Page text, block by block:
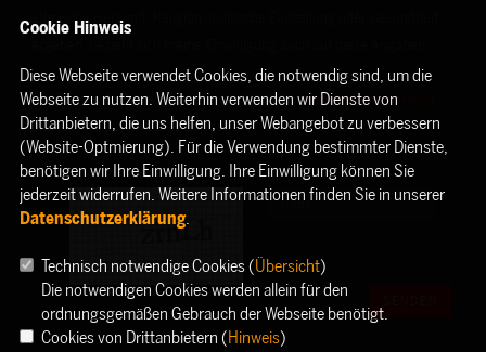
ethnische Herkunft, Religion, politische Einstellung oder Gesundheit
Die Rechte als Betroffener aus der DSGVO ( Datenschutzerklärung
habe ich gelesen und verstanden.
Cookie Hinweis
Diese Webseite verwendet Cookies, die notwendig sind, um die
Webseite zu nutzen. Weiterhin verwenden wir Dienste von
Drittanbietern, die uns helfen, unser Webangebot zu verbessern
(Website-Optmierung). Für die Verwendung bestimmter Dienste,
benötigen wir Ihre Einwilligung. Ihre Einwilligung können Sie
jederzeit widerrufen. Weitere Informationen finden Sie in unserer
Datenschutzerklärung.
Technisch notwendige Cookies (Übersicht)
Die notwendigen Cookies werden allein für den
ordnungsgemäßen Gebrauch der Webseite benötigt.
Cookies von Drittanbietern (Hinweis)